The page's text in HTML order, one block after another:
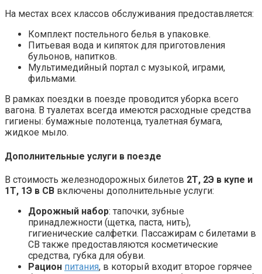
На местах всех классов обслуживания предоставляется:
Комплект постельного белья в упаковке.
Питьевая вода и кипяток для приготовления
бульонов, напитков.
Мультимедийный портал с музыкой, играми,
фильмами.
В рамках поездки в поезде проводится уборка всего
вагона. В туалетах всегда имеются расходные средства
гигиены: бумажные полотенца, туалетная бумага,
жидкое мыло.
Дополнительные услуги в поезде
В стоимость железнодорожных билетов 2Т, 2Э в купе и
1Т, 1Э в СВ включены дополнительные услуги:
Дорожный набор: тапочки, зубные
принадлежности (щетка, паста, нить),
гигиенические салфетки. Пассажирам с билетами в
СВ также предоставляются косметические
средства, губка для обуви.
Рацион питания, в который входит второе горячее